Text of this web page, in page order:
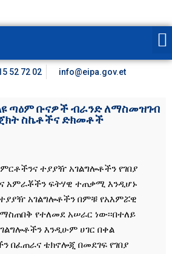
52 72 02 info@eipa.gov.et
ጣዕም ቡናዎች ብራንድ ለማስመዝገብ
ስኬቶችና ድክመቶች
ተያያዥ አገልግሎቶችን የገበያ
አምራቾችን ፍትሃዊ ተጠቃሚ እንዲሆኑ
አገልግሎቶችን በምቹ የአእምሯዊ
የተለመደ አሠራር ነው፡፡በተለይ
እንዲሁም ሀገር በቀል
በፈጠራና ቴክኖሎጂ በመደገፍ የገበያ